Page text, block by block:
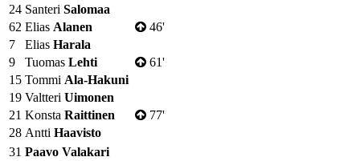
24 Santeri Salomaa
62 Elias Alanen
46'
7
Elias Harala
9
Tuomas Lehti
61'
15 Tommi Ala-Hakuni
19 Valtteri Uimonen
21 Konsta Raittinen
77'
28 Antti Haavisto
31 Paavo Valakari